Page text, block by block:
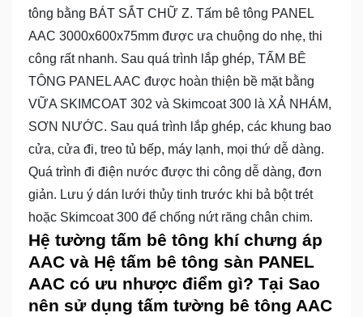
tông bằng BÁT SẮT CHỮ Z. Tấm bê tông PANEL
AAC 3000x600x75mm được ưa chuộng do nhẹ, thi
công rất nhanh. Sau quá trình lắp ghép, TẤM BÊ
TÔNG PANEL AAC được hoàn thiện bề mặt bằng
VỮA SKIMCOAT 302 và Skimcoat 300 là XẢ NHÁM,
SƠN NƯỚC. Sau quá trình lắp ghép, các khung bao
cửa, cửa đi, treo tủ bếp, máy lạnh, mọi thứ dễ dàng.
Quá trình đi điện nước được thi công dễ dàng, đơn
giản. Lưu ý dán lưới thủy tinh trước khi bả bột trét
hoặc Skimcoat 300 để chống nứt răng chân chim.
Hệ tường tấm bê tông khí chưng áp
AAC và Hệ tấm bê tông sàn PANEL
AAC có ưu nhược điểm gì? Tại Sao
nên sử dụng tấm tường bê tông AAC